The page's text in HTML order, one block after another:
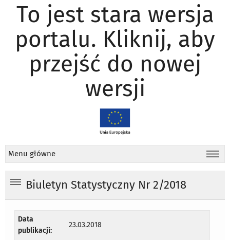
To jest stara wersja
portalu. Kliknij, aby
przejść do nowej
wersji
Menu główne
Biuletyn Statystyczny Nr 2/2018
Data
publikacji:
23.03.2018